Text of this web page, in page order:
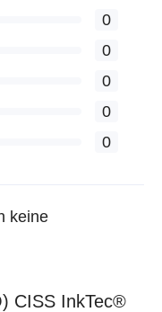
0
0
0
0
0
keine
CISS InkTec®